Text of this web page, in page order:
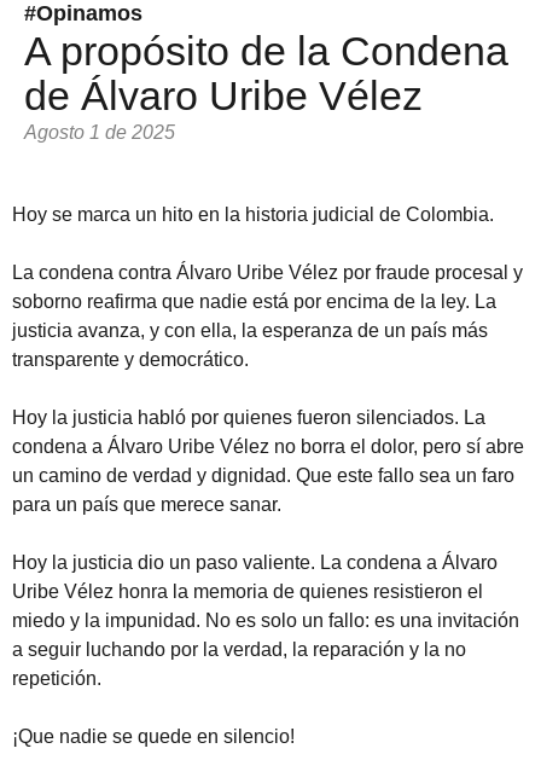
#Opinamos
A propósito de la Condena
de Álvaro Uribe Vélez
Agosto 1 de 2025
Hoy se marca un hito en la historia judicial de Colombia.
La condena contra Álvaro Uribe Vélez por fraude procesal y
soborno reafirma que nadie está por encima de la ley. La
justicia avanza, y con ella, la esperanza de un país más
transparente y democrático.
Hoy la justicia habló por quienes fueron silenciados. La
condena a Álvaro Uribe Vélez no borra el dolor, pero sí abre
un camino de verdad y dignidad. Que este fallo sea un faro
para un país que merece sanar.
Hoy la justicia dio un paso valiente. La condena a Álvaro
Uribe Vélez honra la memoria de quienes resistieron el
miedo y la impunidad. No es solo un fallo: es una invitación
a seguir luchando por la verdad, la reparación y la no
repetición.
¡Que nadie se quede en silencio!